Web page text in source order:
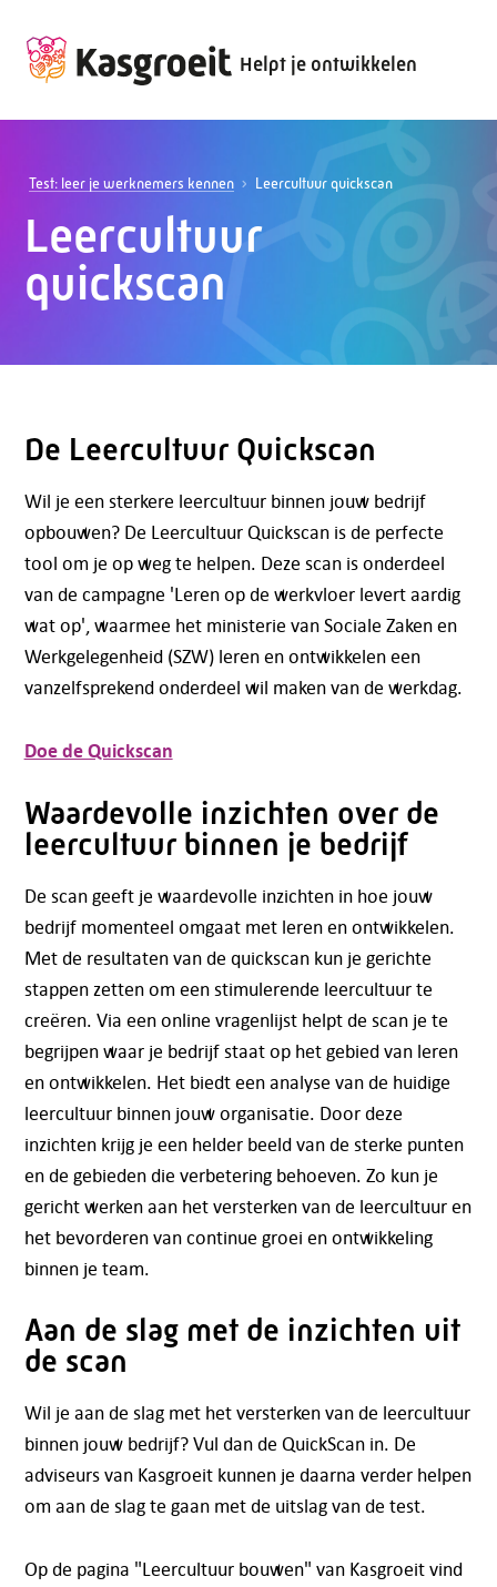
Helpt je ontwikkelen
Test: leer je werknemers kennen Leercultuur quickscan
Leercultuur
quickscan
De Leercultuur Quickscan
Wil je een sterkere leercultuur binnen jouw bedrijf
opbouwen? De Leercultuur Quickscan is de perfecte
tool om je op weg te helpen. Deze scan is onderdeel
van de campagne 'Leren op de werkvloer levert aardig
wat op', waarmee het ministerie van Sociale Zaken en
Werkgelegenheid (SZW) leren en ontwikkelen een
vanzelfsprekend onderdeel wil maken van de werkdag.
Doe de Quickscan
Waardevolle inzichten over de
leercultuur binnen je bedrijf
De scan geeft je waardevolle inzichten in hoe jouw
bedrijf momenteel omgaat met leren en ontwikkelen.
Met de resultaten van de quickscan kun je gerichte
stappen zetten om een stimulerende leercultuur te
creëren. Via een online vragenlijst helpt de scan je te
begrijpen waar je bedrijf staat op het gebied van leren
en ontwikkelen. Het biedt een analyse van de huidige
leercultuur binnen jouw organisatie. Door deze
inzichten krijg je een helder beeld van de sterke punten
en de gebieden die verbetering behoeven. Zo kun je
gericht werken aan het versterken van de leercultuur en
het bevorderen van continue groei en ontwikkeling
binnen je team.
Aan de slag met de inzichten uit
de scan
Wil je aan de slag met het versterken van de leercultuur
binnen jouw bedrijf? Vul dan de QuickScan in. De
adviseurs van Kasgroeit kunnen je daarna verder helpen
om aan de slag te gaan met de uitslag van de test.
Op de pagina "Leercultuur bouwen" van Kasgroeit vind